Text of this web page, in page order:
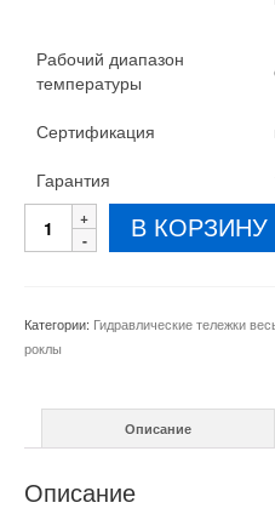
Рабочий диапазон
температуры
Сертификация
Гарантия
Количество
товара
Зевс
ВПЕ
МВ6
В КОРЗИНУ
Категории: Гидравлические тележки
роклы
Описание
Описание